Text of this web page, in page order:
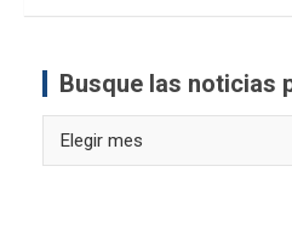
Busque las noticias
las